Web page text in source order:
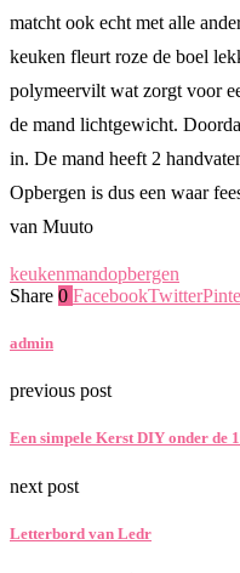
matcht ook echt met alle
keuken fleurt roze de boel
polymeervilt wat zorgt voor
de mand lichtgewicht.
in. De mand heeft 2
Opbergen is dus een waar
van Muuto
keukenmandopbergen
Share 0 FacebookTwitter
admin
previous post
Een simpele Kerst DIY onder de
next post
Letterbord van Ledr